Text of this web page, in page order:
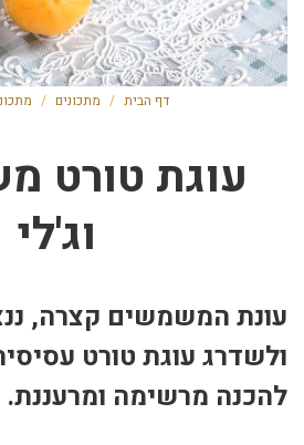
דף הבית / מתכונים /
עוגת טורט
וג'לי
עונת המשמשים קצרה,
ולשדרג עוגת טורט
להכנה מרשימה ומרעננת.